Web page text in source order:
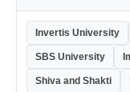
Invertis University
SBS University
Shiva and Shakti